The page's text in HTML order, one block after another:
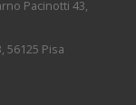
Pacinotti 43,
56125 Pisa